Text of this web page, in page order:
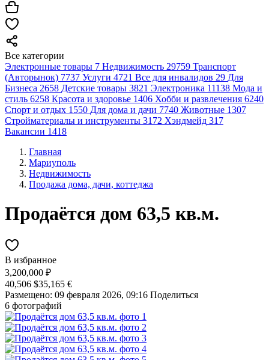
Все категории
Электронные товары 7 Недвижимость 29759 Транспорт
(Авторынок) 7737 Услуги 4721 Все для инвалидов 29 Для
Бизнеса 2658 Детские товары 3821 Электроника 11138 Мода и
стиль 6258 Красота и здоровье 1406 Хобби и развлечения 6240
Спорт и отдых 1550 Для дома и дачи 7740 Животные 1307
Стройматериалы и инструменты 3172 Хэндмейд 317
Вакансии 1418
Главная
Мариуполь
Недвижимость
Продажа дома, дачи, коттеджа
Продаётся дом 63,5 кв.м.
В избранное
3,200,000 ₽
40,506 $35,165 €
Размещено: 09 февраля 2026, 09:16 Поделиться
6 фотографий